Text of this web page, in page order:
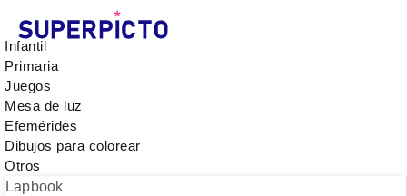
Infantil
Primaria
Juegos
Mesa de luz
Efemérides
Dibujos para colorear
Otros
Lapbook